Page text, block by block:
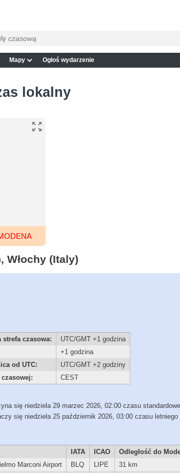
Mapy Ogłoś wydarzenie
lokalny
Włochy (Italy)
strefa czasowa:
UTC/GMT +1 godzina
+1 godzina
od UTC:
UTC/GMT +2 godziny
czasowej:
CEST
się niedziela 29 marzec 2026, 02:00 czasu
się niedziela 25 październik 2026, 03:00 czasu letniego
IATA ICAO
Odległość do
Marconi Airport
BLQ LIPE
31 km